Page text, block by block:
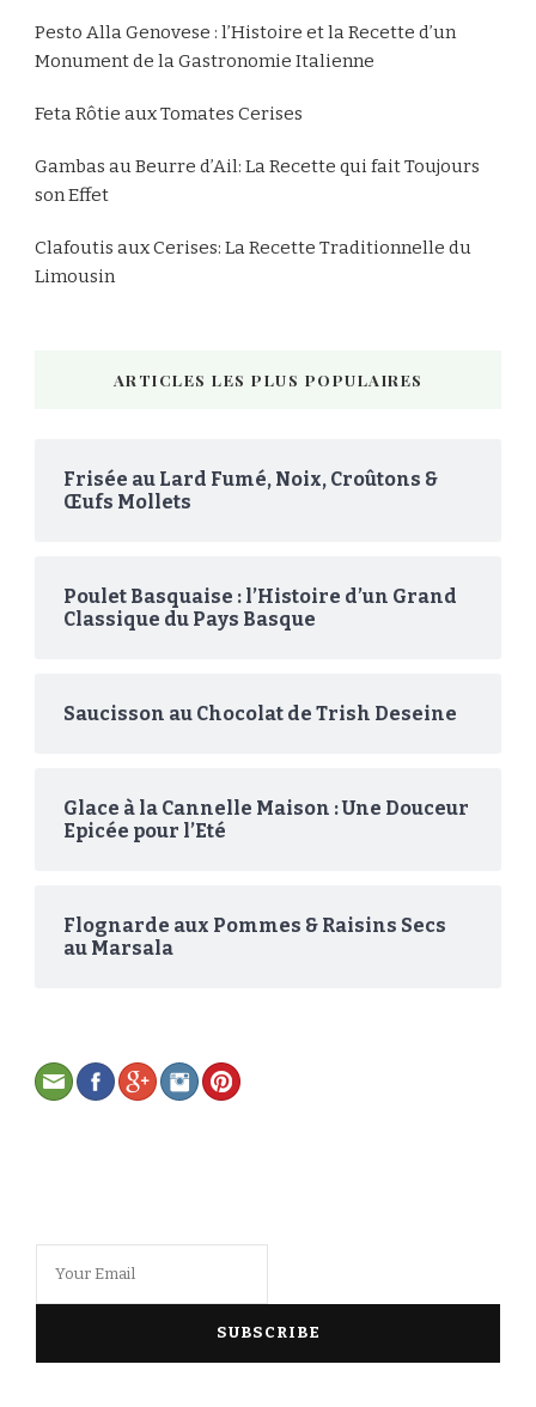
Pesto Alla Genovese : l’Histoire et la Recette d’un
Monument de la Gastronomie Italienne
Feta Rôtie aux Tomates Cerises
Gambas au Beurre d’Ail: La Recette qui fait Toujours
son Effet
Clafoutis aux Cerises: La Recette Traditionnelle du
Limousin
ARTICLES LES PLUS POPULAIRES
Frisée au Lard Fumé, Noix, Croûtons &
Œufs Mollets
Poulet Basquaise : l’Histoire d’un Grand
Classique du Pays Basque
Saucisson au Chocolat de Trish Deseine
Glace à la Cannelle Maison : Une Douceur
Epicée pour l’Eté
Flognarde aux Pommes & Raisins Secs
au Marsala